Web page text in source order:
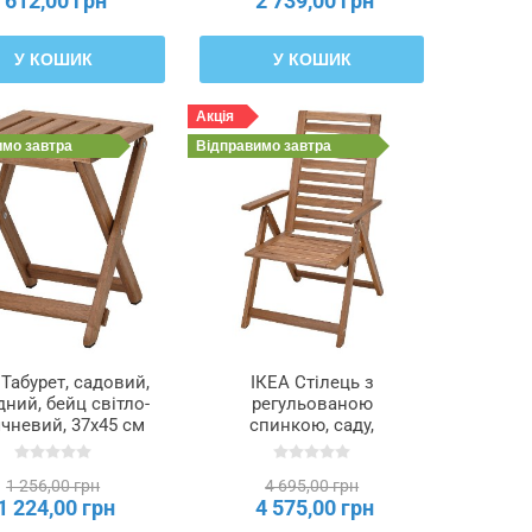
У КОШИК У КОШИК
завтра
садовий,
бейц світло-
37x45 см
705.103.00
1 256,00 грн
224,00 грн
Акція
Відправимо завтра
ІКЕА Стілець з
регульованою
спинкою, саду,
складний бейц світло-
NÄMMARÖ, 505.103.01
4 695,00 грн
4 575,00 грн